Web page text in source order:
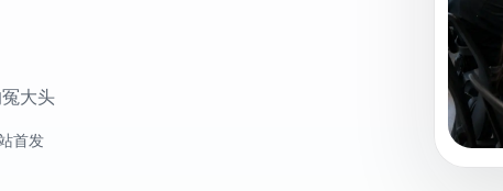
大头
首发